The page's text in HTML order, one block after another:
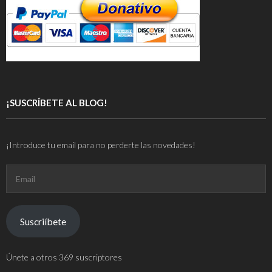
¡SUSCRÍBETE AL BLOG!
¡Introduce tu email para no perderte las novedades!
Suscriíbete
Únete a otros 369 suscriptores